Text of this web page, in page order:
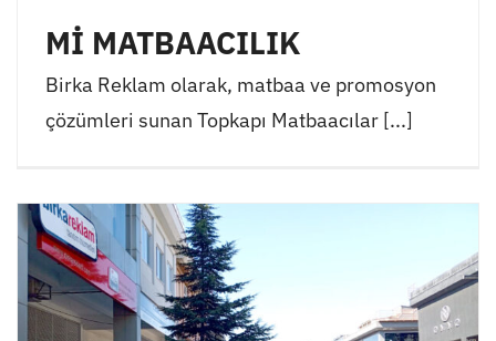
Mİ MATBAACILIK
Birka Reklam olarak, matbaa ve promosyon
çözümleri sunan Topkapı Matbaacılar [...]